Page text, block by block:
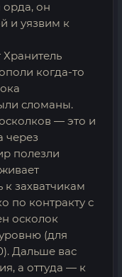
орда, он
и уязвим к
Хранитель
когда-то
сломаны.
— это и
через
полезли
захватчикам
по контракту с
осколок
(для
Дальше вас
а оттуда — к